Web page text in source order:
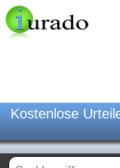
Kostenlose